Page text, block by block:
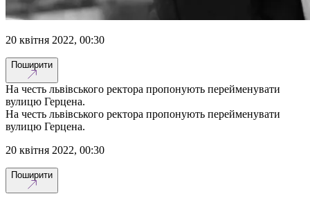
20 квітня 2022, 00:30
Поширити
На честь львівського ректора пропонують перейменувати
вулицю Герцена.
На честь львівського ректора пропонують перейменувати
вулицю Герцена.
20 квітня 2022, 00:30
Поширити